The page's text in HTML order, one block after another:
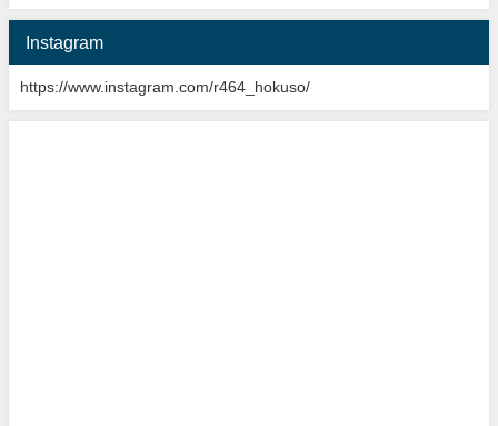
Instagram
https://www.instagram.com/r464_hokuso/